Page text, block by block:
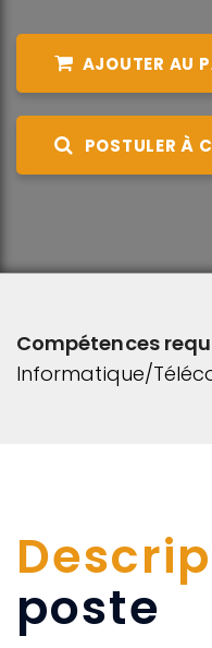
AJOUTER AU
POSTULER À
Compétences
Informatique/
poste